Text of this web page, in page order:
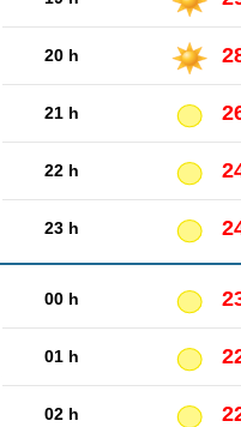
20 h
21 h
22 h
23 h
00 h
01 h
02 h